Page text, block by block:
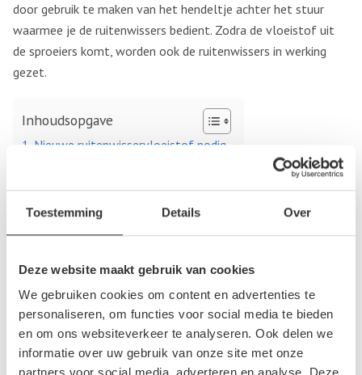
Toestemming Details Over
Deze website maakt gebruik van cookies
We gebruiken cookies om content en advertenties te
personaliseren, om functies voor social media te bieden
en om ons websiteverkeer te analyseren. Ook delen we
informatie over uw gebruik van onze site met onze
door gebruik te maken van het hendeltje achter het stuur
waarmee je de ruitenwissers bedient. Zodra de vloeistof uit
de sproeiers komt, worden ook de ruitenwissers in werking
gezet.
Inhoudsopgave
Nieuwe ruitenwisservloeistof nodig
Nieuwe ruitenwisservloeistof nodig
componenten en kan worden gezien als een soort van
schoonmaakmiddel. In de winter wordt er vaak gebruik
gemaakt van ruitenwisservloeistof die voorzien is van
antivries middel zodat het reservoir en de leidingen niet
kunnen kapot vriezen. Als de vloeistof op is, dan kan deze